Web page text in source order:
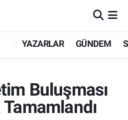
YAZARLAR GÜNDEM
Buluşması
Haritası
ve Fikstür